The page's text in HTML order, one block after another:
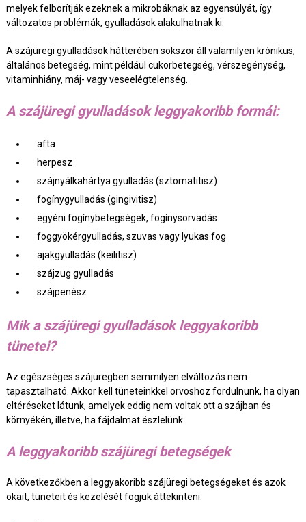
melyek felborítják ezeknek a mikrobáknak az egyensúlyát, így
változatos problémák, gyulladások alakulhatnak ki.
A szájüregi gyulladások hátterében sokszor áll valamilyen krónikus,
általános betegség, mint például cukorbetegség, vérszegénység,
vitaminhiány, máj- vagy veseelégtelenség.
A szájüregi gyulladások leggyakoribb formái:
afta
herpesz
szájnyálkahártya gyulladás (sztomatitisz)
fogínygyulladás (gingivitisz)
egyéni fogínybetegségek, fogínysorvadás
foggyökérgyulladás, szuvas vagy lyukas fog
ajakgyulladás (keilitisz)
szájzug gyulladás
szájpenész
Mik a szájüregi gyulladások leggyakoribb
tünetei?
Az egészséges szájüregben semmilyen elváltozás nem
tapasztalható. Akkor kell tüneteinkkel orvoshoz fordulnunk, ha olyan
eltéréseket látunk, amelyek eddig nem voltak ott a szájban és
környékén, illetve, ha fájdalmat észlelünk.
A leggyakoribb szájüregi betegségek
A következőkben a leggyakoribb szájüregi betegségeket és azok
okait, tüneteit és kezelését fogjuk áttekinteni.